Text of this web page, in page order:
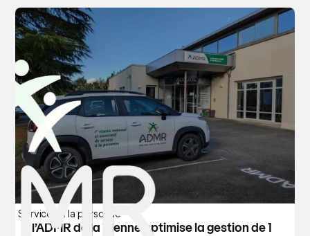
Services à la personne
l’ADMR de la Vienne optimise la gestion de 1